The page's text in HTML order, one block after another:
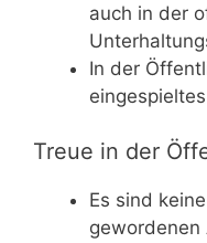
auch in der
In der
Treue in der
Es sind
gewordenen